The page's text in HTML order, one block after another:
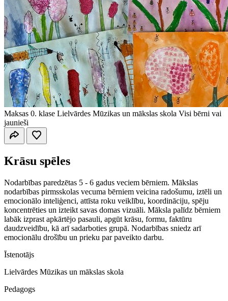
Maksas 0. klase Lielvārdes Mūzikas un mākslas skola Visi bērni vai
jaunieši
Krāsu spēles
Nodarbības paredzētas 5 - 6 gadus veciem bērniem. Mākslas
nodarbības pirmsskolas vecuma bērniem veicina radošumu, iztēli un
emocionālo inteliģenci, attīsta roku veiklību, koordināciju, spēju
koncentrēties un izteikt savas domas vizuāli. Māksla palīdz bērniem
labāk izprast apkārtējo pasauli, apgūt krāsu, formu, faktūru
daudzveidību, kā arī sadarboties grupā. Nodarbības sniedz arī
emocionālu drošību un prieku par paveikto darbu.
Īstenotājs
Lielvārdes Mūzikas un mākslas skola
Pedagogs